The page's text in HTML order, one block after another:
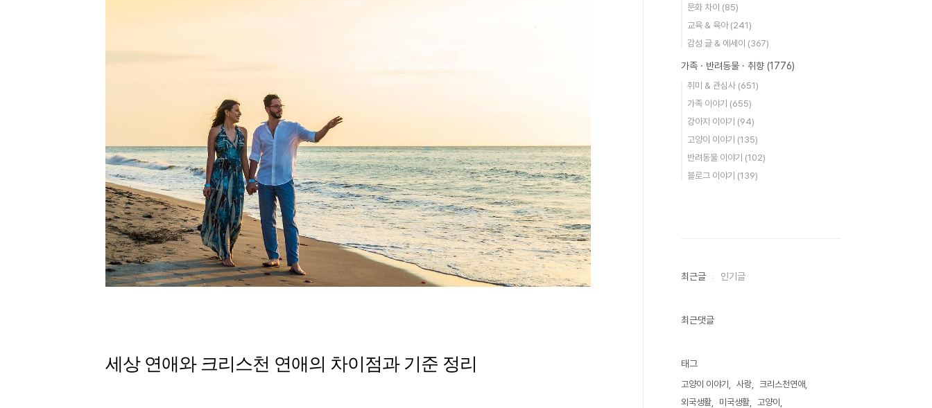
세상 연애와 크리스천 연애의 차이점과 기준 정리
문화 차이 (85)
교육 & 육아 (241)
감성 글 & 에세이 (367)
가족 · 반려동물 · 취향 (1776)
취미 & 관심사 (651)
가족 이야기 (655)
강아지 이야기 (94)
고양이 이야기 (135)
반려동물 이야기 (102)
블로그 이야기 (139)
최근글 인기글
최근댓글
태그
고양이 이야기 사랑
크리스천연애
외국생활
미국생활
고양이